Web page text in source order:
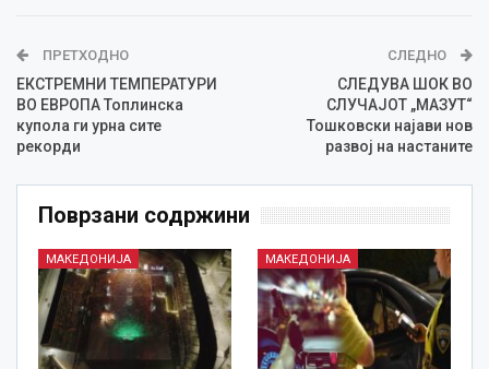
ПРЕТХОДНО
ЕКСТРЕМНИ ТЕМПЕРАТУРИ
ВО ЕВРОПА Топлинска
купола ги урна сите
рекорди
СЛЕДНО
СЛЕДУВА ШОК ВО
СЛУЧАЈОТ „МАЗУТ“
Тошковски најави нов
развој на настаните
Поврзани содржини
МАКЕДОНИЈА МАКЕДОНИЈА